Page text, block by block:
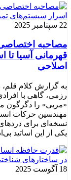
22 سپتامبر 2025
مصاحبه اختصاصی
قهرمانی آسیا
اصلاحی
به گزارش کلام
رزمی، گاهی با
«مربی» را دگرگون
مهندسین حرکات
نسخه‌ای برای
یکی از این اساتید
18 آگوست 2025